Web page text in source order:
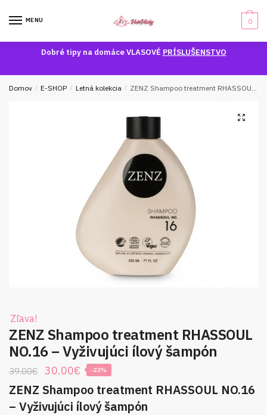
MENU 0
Dobré tipy na domáce VLASOVÉ PRÍSLUŠENSTVO
Domov / E-SHOP / Letná kolekcia / ZENZ Shampoo treatment RHASSOUL NO.16 – Vyživujúci ílový šampón
🔍
Zľava!
ZENZ Shampoo treatment RHASSOUL
NO.16 – Vyživujúci ílový šampón
39.00€ Original
price
was:
30.00€ Current
price
is:
-23%
ZENZ Shampoo treatment RHASSOUL NO.16
– Vyživujúci ílový šampón